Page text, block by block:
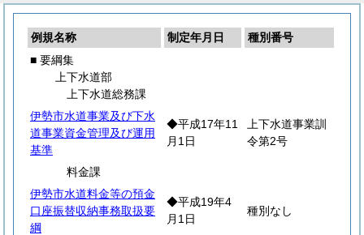
例規名称 制定年月日
種別番号
■ 要綱集
上下水道部
上下水道総務課
伊勢市水道事業及び下水
道事業資金管理及び運用
基準
◆平成17年11
月1日
上下水道事業訓
令第2号
料金課
伊勢市水道料金等の預金
口座振替収納事務取扱要
綱
◆平成19年4
月1日
種別なし